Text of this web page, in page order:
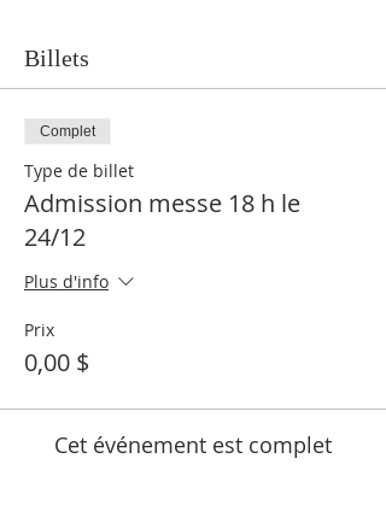
Billets
Complet
Type de billet
Admission messe 18 h le
24/12
Plus d'info
Prix
0,00 $
Cet événement est complet